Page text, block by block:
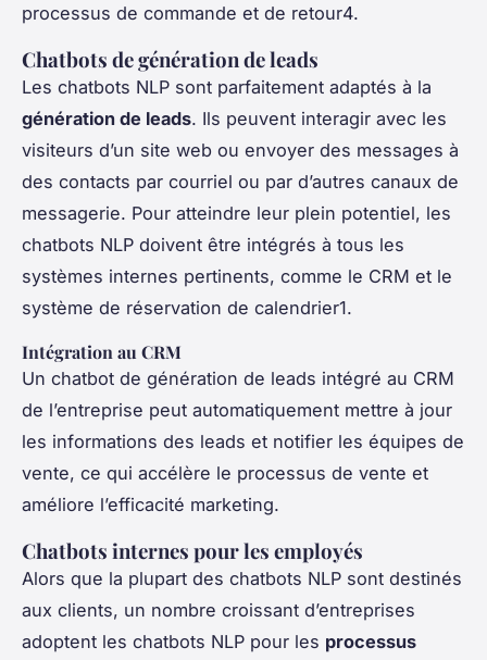
processus de commande et de retour4.
Chatbots de génération de leads
Les chatbots NLP sont parfaitement adaptés à la
génération de leads. Ils peuvent interagir avec les
visiteurs d’un site web ou envoyer des messages à
des contacts par courriel ou par d’autres canaux de
messagerie. Pour atteindre leur plein potentiel, les
chatbots NLP doivent être intégrés à tous les
systèmes internes pertinents, comme le CRM et le
système de réservation de calendrier1.
Intégration au CRM
Un chatbot de génération de leads intégré au CRM
de l’entreprise peut automatiquement mettre à jour
les informations des leads et notifier les équipes de
vente, ce qui accélère le processus de vente et
améliore l’efficacité marketing.
Chatbots internes pour les employés
Alors que la plupart des chatbots NLP sont destinés
aux clients, un nombre croissant d’entreprises
adoptent les chatbots NLP pour les processus